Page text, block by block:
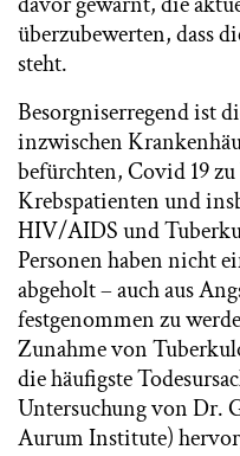
überzubewerten, dass
steht.
Besorgniserregend ist
inzwischen
befürchten, Covid 19
Krebspatienten und
HIV/AIDS und
Personen haben nicht
abgeholt – auch aus
festgenommen zu
Zunahme von
die häufigste
Untersuchung von Dr.
Aurum Institute)